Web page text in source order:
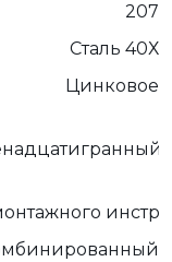
207
Сталь 40Х
Цинковое